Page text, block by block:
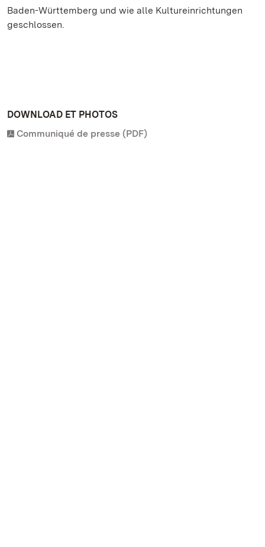
Baden-Württemberg und wie alle Kultureinrichtungen
geschlossen.
DOWNLOAD ET PHOTOS
Communiqué de presse (PDF)